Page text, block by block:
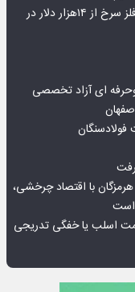
تداوم صعود مس در بازارهای جهانی؛ قیمت فلز سرخ از ۱۴هزار دلار در
وحرفه ای آزاد تخصصی
فولادسنگان
با اقتصاد چرخشی،
است
مهندسی قیمت اسلب یا خفگی تدریجی